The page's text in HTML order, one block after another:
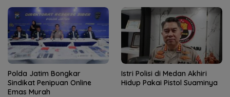
Polda Jatim Bongkar
Sindikat Penipuan Online
Emas Murah
Istri Polisi di Medan Akhiri
Hidup Pakai Pistol Suaminya